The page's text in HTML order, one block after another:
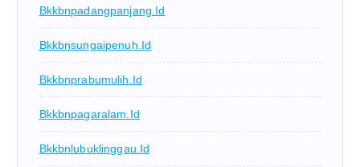
Bkkbnpadangpanjang.id
Bkkbnsungaipenuh.id
Bkkbnprabumulih.id
Bkkbnpagaralam.id
Bkkbnlubuklinggau.id